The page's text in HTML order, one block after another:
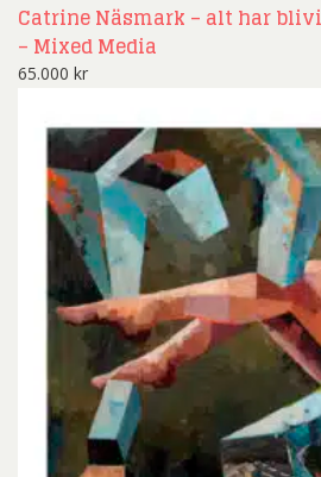
Catrine Näsmark – alt har
– Mixed Media
65.000 kr